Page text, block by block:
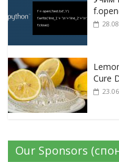
Cure
Our Sponsors